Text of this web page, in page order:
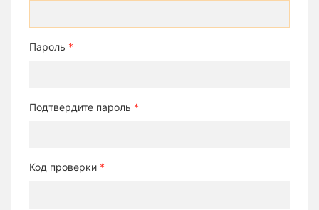
Пароль *
Подтвердите пароль *
Код проверки *